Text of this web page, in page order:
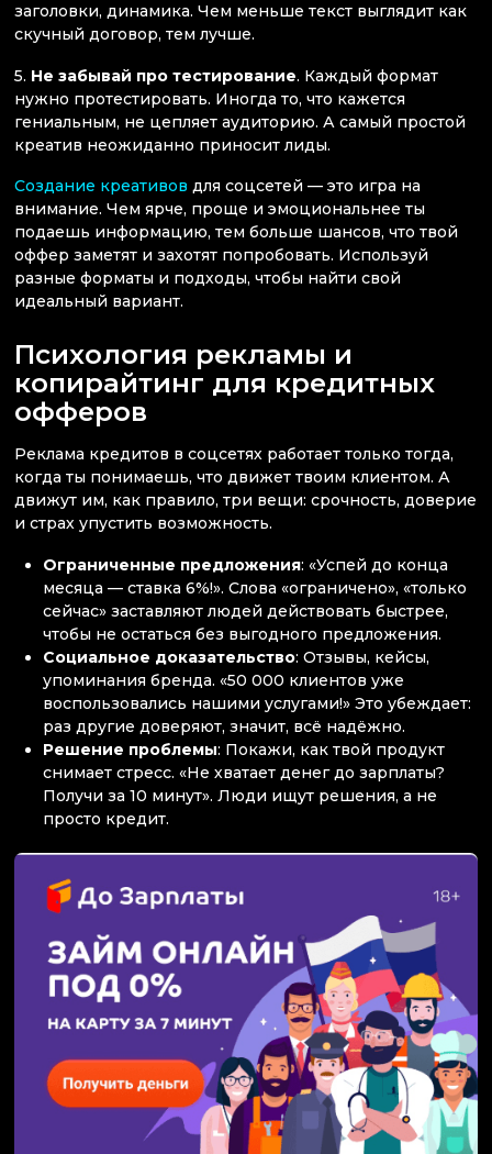
заголовки, динамика. Чем меньше текст выглядит как
скучный договор, тем лучше.
5. Не забывай про тестирование. Каждый формат
нужно протестировать. Иногда то, что кажется
гениальным, не цепляет аудиторию. А самый простой
креатив неожиданно приносит лиды.
Создание креативов для соцсетей — это игра на
внимание. Чем ярче, проще и эмоциональнее ты
подаешь информацию, тем больше шансов, что твой
оффер заметят и захотят попробовать. Используй
разные форматы и подходы, чтобы найти свой
идеальный вариант.
Психология рекламы и
копирайтинг для кредитных
офферов
Реклама кредитов в соцсетях работает только тогда,
когда ты понимаешь, что движет твоим клиентом. А
движут им, как правило, три вещи: срочность, доверие
и страх упустить возможность.
Ограниченные предложения: «Успей до конца
месяца — ставка 6%!». Слова «ограничено», «только
сейчас» заставляют людей действовать быстрее,
чтобы не остаться без выгодного предложения.
Социальное доказательство: Отзывы, кейсы,
упоминания бренда. «50 000 клиентов уже
воспользовались нашими услугами!» Это убеждает:
раз другие доверяют, значит, всё надёжно.
Решение проблемы: Покажи, как твой продукт
снимает стресс. «Не хватает денег до зарплаты?
Получи за 10 минут». Люди ищут решения, а не
просто кредит.